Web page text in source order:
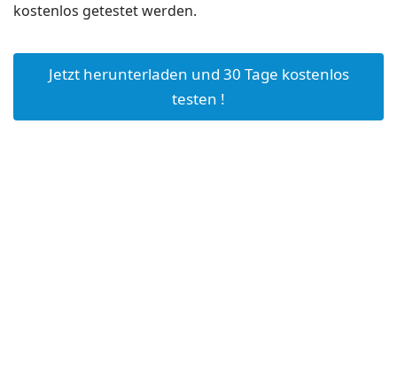
kostenlos getestet werden.
Jetzt herunterladen und 30 Tage kostenlos
testen !